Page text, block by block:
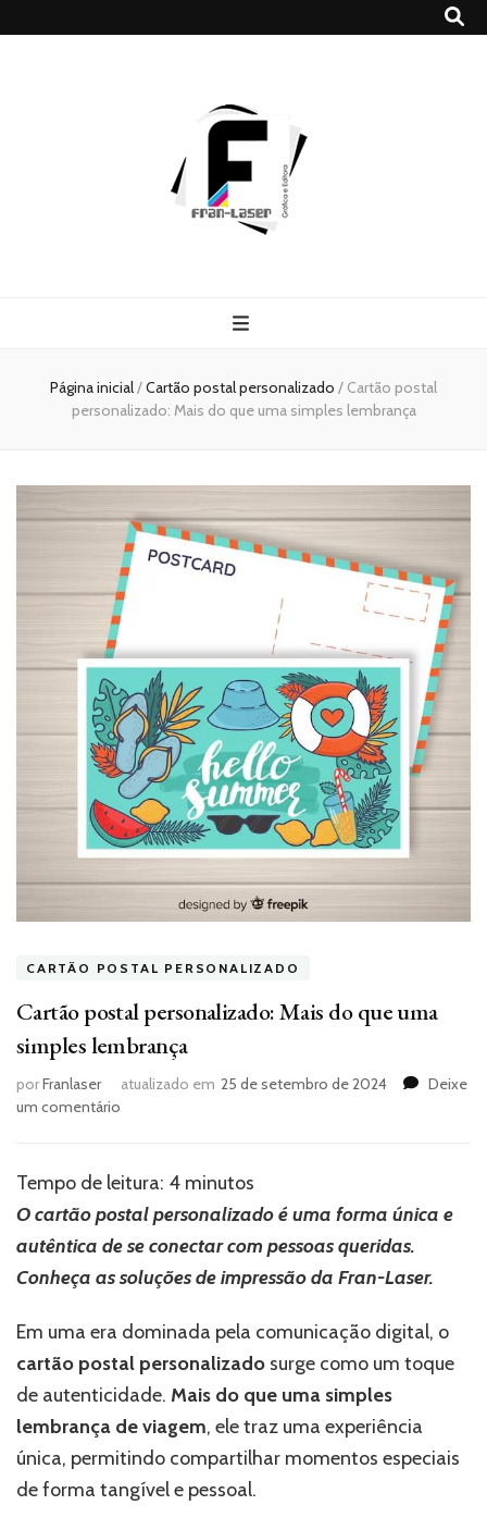
Página inicial/Cartão postal personalizado / Cartão postal
personalizado: Mais do que uma simples lembrança
CARTÃO POSTAL PERSONALIZADO
Cartão postal personalizado: Mais do que uma
simples lembrança
porFranlaser atualizado em 25 de setembro de 2024
Deixe
um comentário
personalizado:
do
que
uma
simples
Tempo de leitura: 4 minutos
O cartão postal personalizado é uma forma única e
autêntica de se conectar com pessoas queridas.
Conheça as soluções de impressão da Fran-Laser.
Em uma era dominada pela comunicação digital, o
cartão postal personalizado surge como um toque
de autenticidade. Mais do que uma simples
lembrança de viagem, ele traz uma experiência
única, permitindo compartilhar momentos especiais
de forma tangível e pessoal.